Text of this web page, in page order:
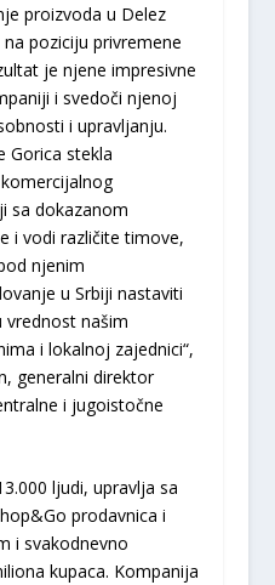
proizvoda u Delez
poziciju privremene
je njene impresivne
i svedoči njenoj
i upravljanju.
Gorica stekla
sa dokazanom
i vodi različite timove,
njenim
u Srbiji nastaviti
vrednost našim
i lokalnoj zajednici“,
generalni direktor
i jugoistočne
ljudi, upravlja sa
prodavnica i
i svakodnevno
kupaca. Kompanija